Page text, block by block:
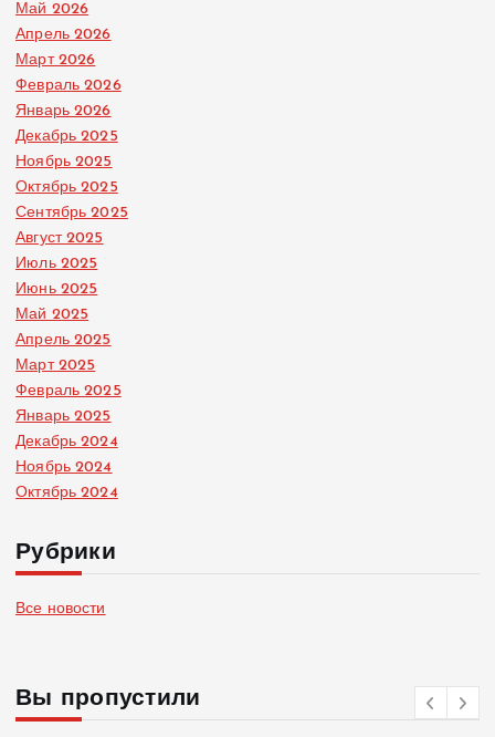
Май 2026
Апрель 2026
Март 2026
Февраль 2026
Январь 2026
Декабрь 2025
Ноябрь 2025
Октябрь 2025
Сентябрь 2025
Август 2025
Июль 2025
Июнь 2025
Май 2025
Апрель 2025
Март 2025
Февраль 2025
Январь 2025
Декабрь 2024
Ноябрь 2024
Октябрь 2024
Рубрики
Все новости
Вы пропустили